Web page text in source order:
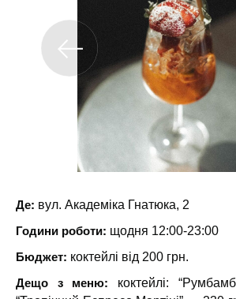
Де: вул. Академіка Гнатюка, 2
Години роботи: щодня 12:00-23:00
Бюджет: коктейлі від 200 грн.
Дещо з меню:
коктейлі: